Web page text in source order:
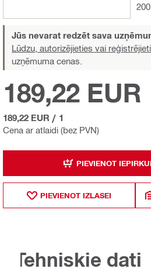
200
Jūs nevarat redzēt sava
Lūdzu, autorizējieties vai
uzņēmuma cenas.
Cena ar atlaidi (bez PVN)
189,22 EUR
189,22 EUR / 1
PIEVIENOT
PIEVIENOT IZLASEI
Tehniskie dati